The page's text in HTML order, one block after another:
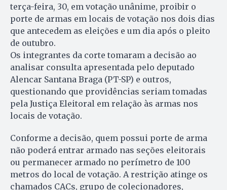
terça-feira, 30, em votação unânime, proibir o
porte de armas em locais de votação nos dois dias
que antecedem as eleições e um dia após o pleito
de outubro.
Os integrantes da corte tomaram a decisão ao
analisar consulta apresentada pelo deputado
Alencar Santana Braga (PT-SP) e outros,
questionando que providências seriam tomadas
pela Justiça Eleitoral em relação às armas nos
locais de votação.
Conforme a decisão, quem possui porte de arma
não poderá entrar armado nas seções eleitorais
ou permanecer armado no perímetro de 100
metros do local de votação. A restrição atinge os
chamados CACs, grupo de colecionadores,